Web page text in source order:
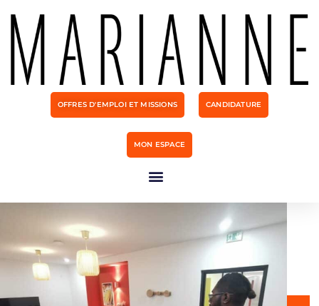
OFFRES D'EMPLOI ET MISSIONS CANDIDATURE
MON ESPACE